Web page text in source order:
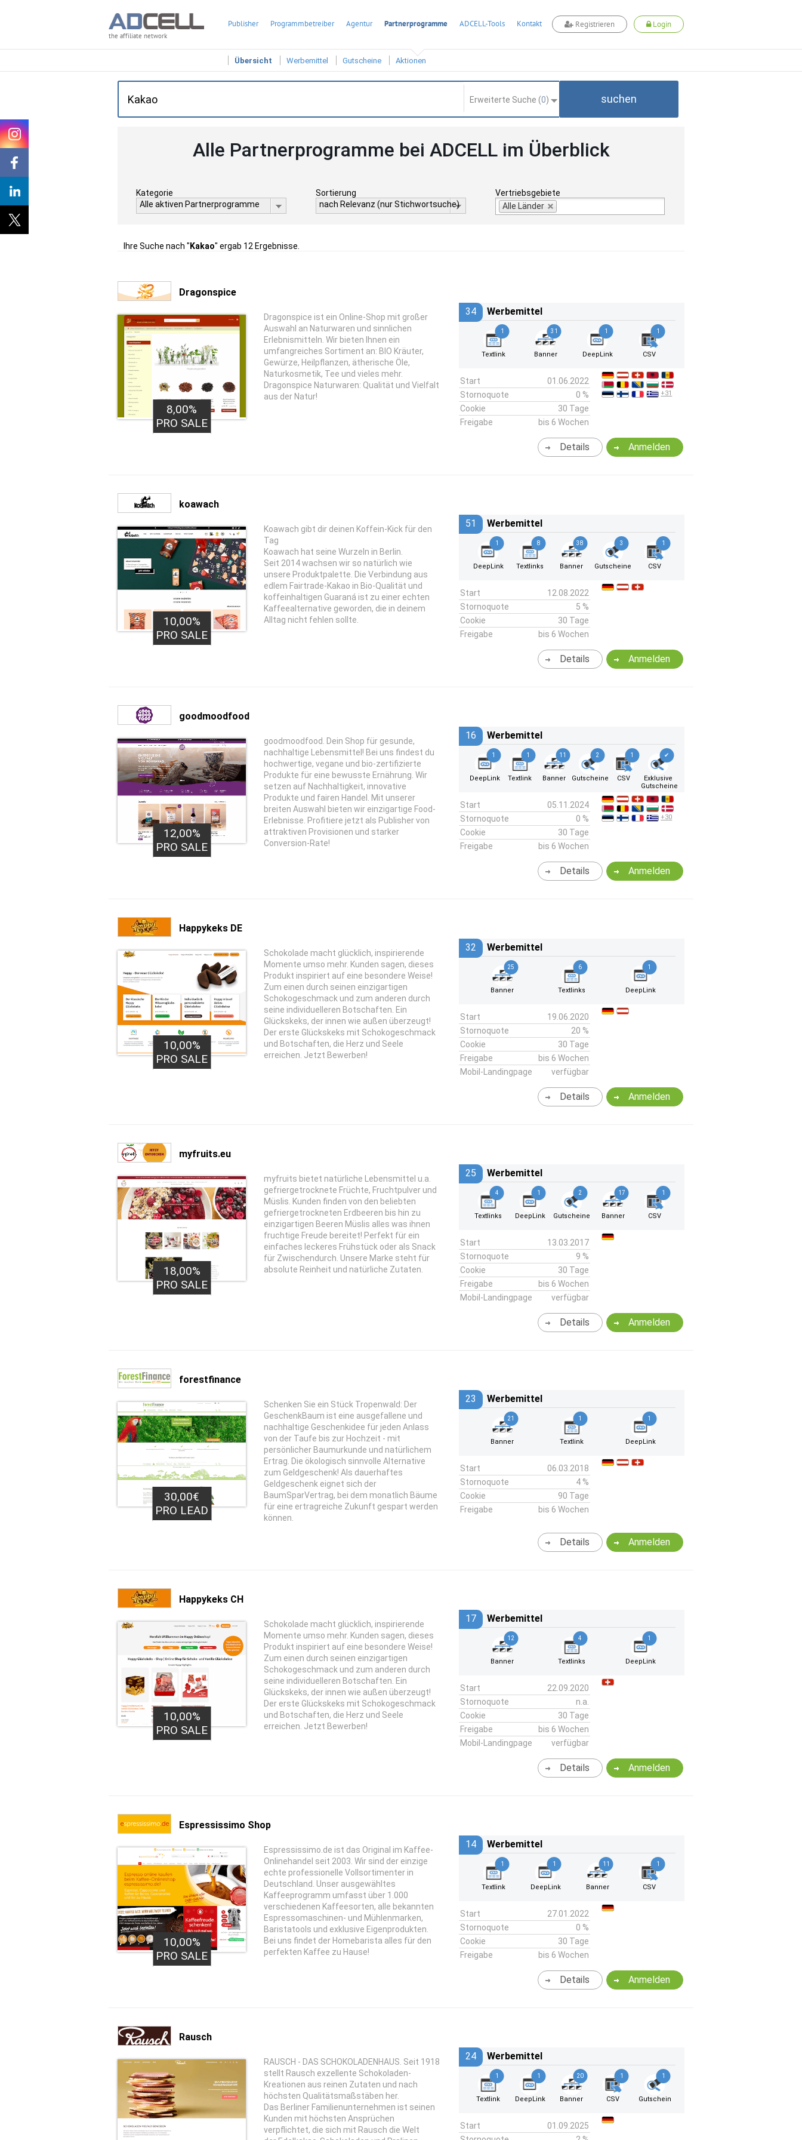
the affiliate network
Publisher Programmbetreiber Agentur Partnerprogramme ADCELL-Tools Kontakt Registrieren Login
Übersicht Werbemittel Gutscheine Aktionen
Erweiterte Suche (0) suchen
Alle Partnerprogramme bei ADCELL im Überblick
Kategorie
Alle aktiven Partnerprogramme
Sortierung
nach Relevanz (nur Stichwortsuche)
Vertriebsgebiete
Alle Länder
Ihre Suche nach " Kakao" ergab 12 Ergebnisse.
Dragonspice
8,00%
PRO SALE
Dragonspice ist ein Online-Shop mit großer
Auswahl an Naturwaren und sinnlichen
Erlebnismitteln. Wir bieten Ihnen ein
umfangreiches Sortiment an: BIO Kräuter,
Gewürze, Heilpflanzen, ätherische Öle,
Naturkosmetik, Tee und vieles mehr.
Dragonspice Naturwaren: Qualität und Vielfalt
aus der Natur!
34 Werbemittel
1
Textlink
31
Banner
1
DeepLink
1
CSV
Start
01.06.2022
Stornoquote
0 %
Cookie
30 Tage
Freigabe
bis 6 Wochen
+31
Anmelden
Details
koawach
10,00%
PRO SALE
Koawach gibt dir deinen Koffein-Kick für den
Tag
Koawach hat seine Wurzeln in Berlin.
Seit 2014 wachsen wir so natürlich wie
unsere Produktpalette. Die Verbindung aus
edlem Fairtrade-Kakao in Bio-Qualität und
koffeinhaltigen Guaraná ist zu einer echten
Kaffeealternative geworden, die in deinem
Alltag nicht fehlen sollte.
51 Werbemittel
1
DeepLink
8
Textlinks
38
Banner
3
Gutscheine
1
CSV
Start
12.08.2022
Stornoquote
5 %
Cookie
30 Tage
Freigabe
bis 6 Wochen
Anmelden
Details
goodmoodfood
12,00%
PRO SALE
goodmoodfood. Dein Shop für gesunde,
nachhaltige Lebensmittel! Bei uns findest du
hochwertige, vegane und bio-zertifizierte
Produkte für eine bewusste Ernährung. Wir
setzen auf Nachhaltigkeit, innovative
Produkte und fairen Handel. Mit unserer
breiten Auswahl bieten wir einzigartige Food-
Erlebnisse. Profitiere jetzt als Publisher von
attraktiven Provisionen und starker
Conversion-Rate!
16 Werbemittel
1
DeepLink
1
Textlink
11
Banner
2
Gutscheine
1
CSV
✔
Exklusive
Gutscheine
Start
05.11.2024
Stornoquote
0 %
Cookie
30 Tage
Freigabe
bis 6 Wochen
+30
Anmelden
Details
Happykeks DE
10,00%
PRO SALE
Schokolade macht glücklich, inspirierende
Momente umso mehr. Kunden sagen, dieses
Produkt inspiriert auf eine besondere Weise!
Zum einen durch seinen einzigartigen
Schokogeschmack und zum anderen durch
seine individuelleren Botschaften. Ein
Glückskeks, der innen wie außen überzeugt!
Der erste Glückskeks mit Schokogeschmack
und Botschaften, die Herz und Seele
erreichen. Jetzt Bewerben!
32 Werbemittel
25
Banner
6
Textlinks
1
DeepLink
Start
19.06.2020
Stornoquote
20 %
Cookie
30 Tage
Freigabe
bis 6 Wochen
Mobil-Landingpage
verfügbar
Anmelden
Details
myfruits.eu
18,00%
PRO SALE
myfruits bietet natürliche Lebensmittel u.a.
gefriergetrocknete Früchte, Fruchtpulver und
Müslis. Kunden finden von den beliebten
gefriergetrockneten Erdbeeren bis hin zu
einzigartigen Beeren Müslis alles was ihnen
fruchtige Freude bereitet! Perfekt für ein
einfaches leckeres Frühstück oder als Snack
für Zwischendurch. Unsere Marke steht für
absolute Reinheit und natürliche Zutaten.
25 Werbemittel
4
Textlinks
1
DeepLink
2
Gutscheine
17
Banner
1
CSV
Start
13.03.2017
Stornoquote
9 %
Cookie
30 Tage
Freigabe
bis 6 Wochen
Mobil-Landingpage
verfügbar
Anmelden
Details
forestfinance
30,00€
PRO LEAD
Schenken Sie ein Stück Tropenwald: Der
GeschenkBaum ist eine ausgefallene und
nachhaltige Geschenkidee für jeden Anlass
von der Taufe bis zur Hochzeit - mit
persönlicher Baumurkunde und natürlichem
Ertrag. Die ökologisch sinnvolle Alternative
zum Geldgeschenk! Als dauerhaftes
Geldgeschenk eignet sich der
BaumSparVertrag, bei dem monatlich Bäume
für eine ertragreiche Zukunft gespart werden
können.
23 Werbemittel
21
Banner
1
Textlink
1
DeepLink
Start
06.03.2018
Stornoquote
4 %
Cookie
90 Tage
Freigabe
bis 6 Wochen
Anmelden
Details
Happykeks CH
10,00%
PRO SALE
Schokolade macht glücklich, inspirierende
Momente umso mehr. Kunden sagen, dieses
Produkt inspiriert auf eine besondere Weise!
Zum einen durch seinen einzigartigen
Schokogeschmack und zum anderen durch
seine individuelleren Botschaften. Ein
Glückskeks, der innen wie außen überzeugt!
Der erste Glückskeks mit Schokogeschmack
und Botschaften, die Herz und Seele
erreichen. Jetzt Bewerben!
17 Werbemittel
12
Banner
4
Textlinks
1
DeepLink
Start
22.09.2020
Stornoquote
n.a.
Cookie
30 Tage
Freigabe
bis 6 Wochen
Mobil-Landingpage
verfügbar
Anmelden
Details
Espressissimo Shop
10,00%
PRO SALE
Espressissimo.de ist das Original im Kaffee-
Onlinehandel seit 2003. Wir sind der einzige
echte professionelle Vollsortimenter in
Deutschland. Unser ausgewähltes
Kaffeeprogramm umfasst über 1.000
verschiedenen Kaffeesorten, alle bekannten
Espressomaschinen- und Mühlenmarken,
Baristatools und exklusive Eigenprodukten.
Bei uns findet der Homebarista alles für den
perfekten Kaffee zu Hause!
14 Werbemittel
1
Textlink
1
DeepLink
11
Banner
1
CSV
Start
27.01.2022
Stornoquote
0 %
Cookie
30 Tage
Freigabe
bis 6 Wochen
Anmelden
Details
Rausch
RAUSCH - DAS SCHOKOLADENHAUS. Seit 1918
stellt Rausch exzellente Schokoladen-
Kreationen aus reinen Zutaten und nach
höchsten Qualitätsmaßstäben her.
Das Berliner Familienunternehmen ist seinen
Kunden mit höchsten Ansprüchen
verpflichtet, die sich mit Rausch die Welt
24 Werbemittel
1
Textlink
1
DeepLink
20
Banner
1
CSV
1
Gutschein
Start
01.09.2025